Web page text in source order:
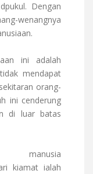
Dengan
wenangnya
ini adalah
mendapat
orang-
ini cenderung
di luar batas
manusia
kiamat ialah